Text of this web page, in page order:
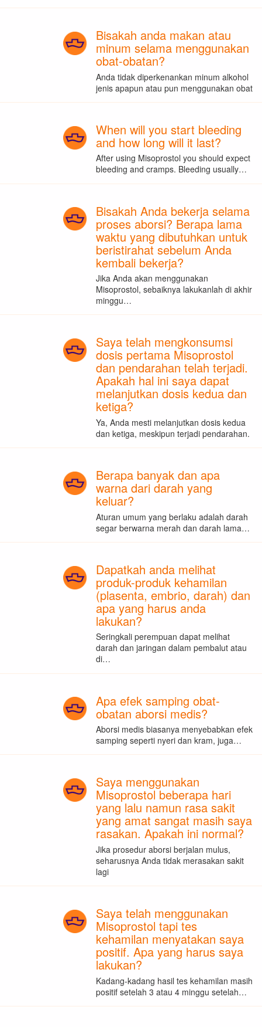
Bisakah anda makan atau
minum selama menggunakan
obat-obatan?
Anda tidak diperkenankan minum alkohol
jenis apapun atau pun menggunakan obat
When will you start bleeding
and how long will it last?
After using Misoprostol you should expect
bleeding and cramps. Bleeding usually…
Bisakah Anda bekerja selama
proses aborsi? Berapa lama
waktu yang dibutuhkan untuk
beristirahat sebelum Anda
kembali bekerja?
Jika Anda akan menggunakan
Misoprostol, sebaiknya lakukanlah di akhir
minggu…
Saya telah mengkonsumsi
dosis pertama Misoprostol
dan pendarahan telah terjadi.
Apakah hal ini saya dapat
melanjutkan dosis kedua dan
ketiga?
Ya, Anda mesti melanjutkan dosis kedua
dan ketiga, meskipun terjadi pendarahan.
Berapa banyak dan apa
warna dari darah yang
keluar?
Aturan umum yang berlaku adalah darah
segar berwarna merah dan darah lama…
Dapatkah anda melihat
produk-produk kehamilan
(plasenta, embrio, darah) dan
apa yang harus anda
lakukan?
Seringkali perempuan dapat melihat
darah dan jaringan dalam pembalut atau
di…
Apa efek samping obat-
obatan aborsi medis?
Aborsi medis biasanya menyebabkan efek
samping seperti nyeri dan kram, juga…
Saya menggunakan
Misoprostol beberapa hari
yang lalu namun rasa sakit
yang amat sangat masih saya
rasakan. Apakah ini normal?
Jika prosedur aborsi berjalan mulus,
seharusnya Anda tidak merasakan sakit
lagi
Saya telah menggunakan
Misoprostol tapi tes
kehamilan menyatakan saya
positif. Apa yang harus saya
lakukan?
Kadang-kadang hasil tes kehamilan masih
positif setelah 3 atau 4 minggu setelah…